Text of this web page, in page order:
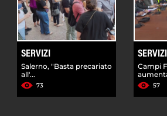
SERVIZI
Salerno, "Basta precariato
all'...
73
SERVIZI
Campi
57